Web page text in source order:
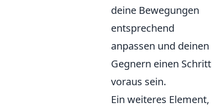
deine Bewegungen
entsprechend
anpassen und deinen
Gegnern einen Schritt
voraus sein.
Ein weiteres Element,